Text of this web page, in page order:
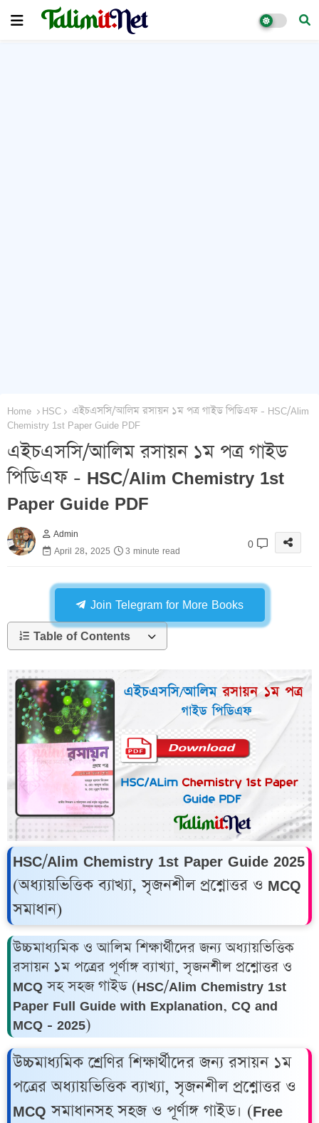
Home HSC
এইচএসসি/আলিম রসায়ন ১ম পত্র গাইড পিডিএফ - HSC/Alim
Chemistry 1st Paper Guide PDF
এইচএসসি/আলিম রসায়ন ১ম পত্র গাইড
পিডিএফ - HSC/Alim Chemistry 1st
Paper Guide PDF
Admin
April 28, 2025
3 minute read 0
Join Telegram for More Books
Table of Contents
HSC/Alim Chemistry 1st Paper Guide 2025
(অধ্যায়ভিত্তিক ব্যাখ্যা, সৃজনশীল প্রশ্নোত্তর ও MCQ
সমাধান)
উচ্চমাধ্যমিক ও আলিম শিক্ষার্থীদের জন্য অধ্যায়ভিত্তিক
রসায়ন ১ম পত্রের পূর্ণাঙ্গ ব্যাখ্যা, সৃজনশীল প্রশ্নোত্তর ও
MCQ সহ সহজ গাইড (HSC/Alim Chemistry 1st
Paper Full Guide with Explanation, CQ and
MCQ - 2025)
উচ্চমাধ্যমিক শ্রেণির শিক্ষার্থীদের জন্য রসায়ন ১ম
পত্রের অধ্যায়ভিত্তিক ব্যাখ্যা, সৃজনশীল প্রশ্নোত্তর ও
MCQ সমাধানসহ সহজ ও পূর্ণাঙ্গ গাইড। (Free